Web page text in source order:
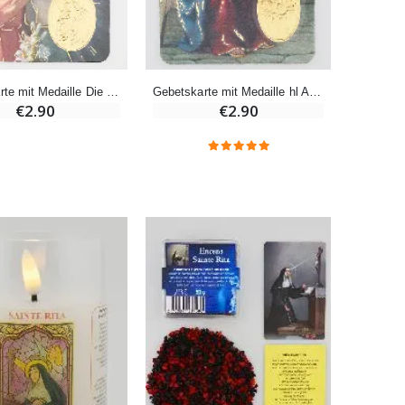
Novenenkerze an Sankt Michael Gegen das Böse
€5.50
Novenen-Kerze für eine Heilung - 17.5cm
€4.90
Gebetskarte mit Medaille Die Heilige Familie (in Französisch)
€2.90
Gebetskarte mit Medaille hl Anna (in Französisch)
€2.90